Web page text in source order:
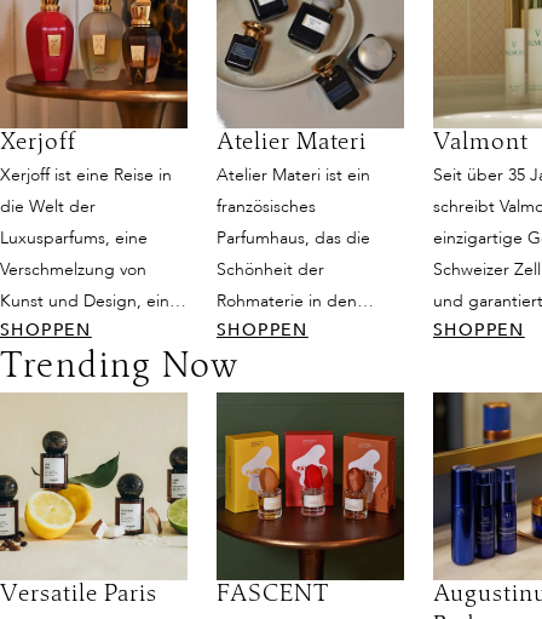
Xerjoff
Xerjoff ist eine Reise in
die Welt der
Luxusparfums, eine
Verschmelzung von
Kunst und Design, eine
magische Verbindung
zwischen den Wundern
der Natur und
meisterlichem
italienischen Handwerk.
Die Welt von Xerjoff zu
erleben, heißt,
einzigartige
olfaktorische
SHOPPEN
Atelier Materi
Atelier Materi ist ein
französisches
Parfumhaus, das die
Schönheit der
Rohmaterie in den
Mittelpunkt stellt und
daraus moderne
Duftkunst formt.
Inspiriert von der
Bretagne und geprägt
von Design, Handwerk
und klarer Ästhetik
entstehen Kreationen,
die sich wie eine zweite
SHOPPEN
Valmont
Seit über 35
schreibt
einzigartige
Schweizer
und garantiert
Anti-Aging-
zeitlose
luxuriösen
vereinen
SHOPPEN
Trending Now
Versatile Paris FASCENT